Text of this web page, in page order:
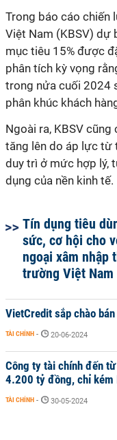
Trong báo cáo chiến
Việt Nam (KBSV) dự
mục tiêu 15% được
phân tích kỳ vọng
trong nửa cuối 2024
phân khúc khách
Ngoài ra, KBSV cũng
tăng lên do áp lực từ
duy trì ở mức hợp lý,
dụng của nền kinh tế.
Tín dụng tiêu
sức, cơ hội cho
ngoại xâm nhập
trường Việt Nam
VietCredit sắp chào
TÀI CHÍNH - 20-06-2024
Công ty tài chính đến
4.200 tỷ đồng, chỉ kém
TÀI CHÍNH - 30-05-2024